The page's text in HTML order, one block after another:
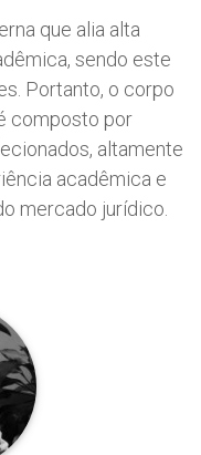
que alia alta
sendo este
Portanto, o corpo
composto por
altamente
acadêmica e
mercado jurídico.